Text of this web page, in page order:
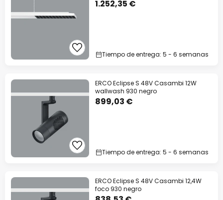
1.252,35 €
Tiempo de entrega: 5 - 6 semanas
ERCO Eclipse S 48V Casambi 12W
wallwash 930 negro
899,03 €
Tiempo de entrega: 5 - 6 semanas
ERCO Eclipse S 48V Casambi 12,4W
foco 930 negro